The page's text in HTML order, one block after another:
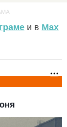
и в Max